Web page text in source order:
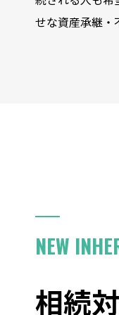
せな資産承継・
NEW
相続